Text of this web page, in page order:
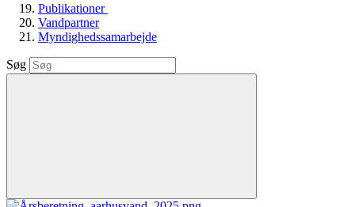
Publikationer
Vandpartner
Myndighedssamarbejde
Søg